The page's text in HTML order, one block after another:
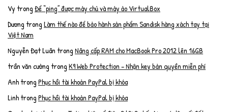
Vy trongĐể “ping” được máy chủ và máy ảo VirtualBox
Dương trongLàm thế nào để bảo hành sản phẩm Sandisk hàng xách tay tại
Việt Nam
Nguyễn Đạt Luân trongNâng cấp RAM cho MacBook Pro 2012 lên 16GB
trần văn cường trongK9 Web Protection – Nhận key bản quyền miễn phí
AnhtrongPhục hồi tài khoản PayPal bị khóa
LinhtrongPhục hồi tài khoản PayPal bị khóa